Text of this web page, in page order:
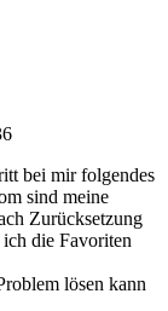
bei mir folgendes
sind meine
Zurücksetzung
die Favoriten
lösen kann